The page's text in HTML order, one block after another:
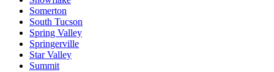
Somerton
South Tucson
Spring Valley
Springerville
Star Valley
Summit